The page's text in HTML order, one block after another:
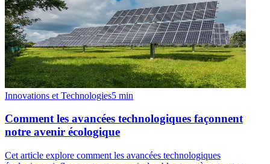
Innovations et Technologies5 min
Comment les avancées technologiques façonnent
notre avenir écologique
Cet article explore comment les avancées technologiques